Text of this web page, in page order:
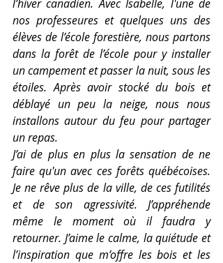
l’hiver canadien. Avec Isabelle, l'une de
nos professeures et quelques uns des
élèves de l’école forestière, nous partons
dans la forêt de l’école pour y installer
un campement et passer la nuit, sous les
étoiles. Après avoir stocké du bois et
déblayé un peu la neige, nous nous
installons autour du feu pour partager
un repas.
J’ai de plus en plus la sensation de ne
faire qu'un avec ces forêts québécoises.
Je ne rêve plus de la ville, de ces futilités
et de son agressivité. J’appréhende
même le moment où il faudra y
retourner. J’aime le calme, la quiétude et
l’inspiration que m’offre les bois et les